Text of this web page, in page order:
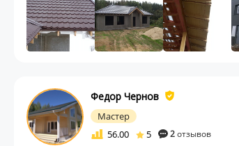
Федор Чернов
Мастер
56.00
5 2отзывов